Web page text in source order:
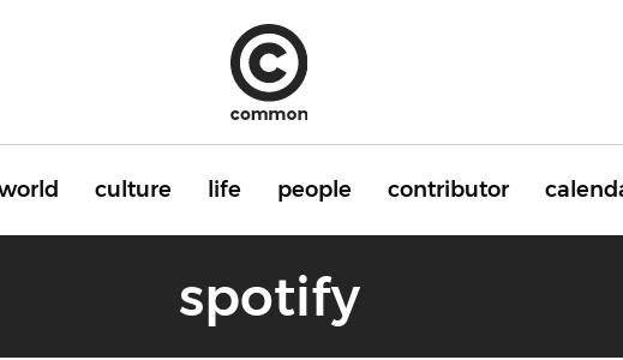
culture life people contributor
spotify